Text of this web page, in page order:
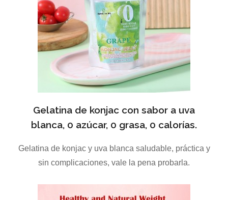
Gelatina de konjac con sabor a uva
blanca, 0 azúcar, 0 grasa, 0 calorías.
Gelatina de konjac y uva blanca saludable, práctica y
sin complicaciones, vale la pena probarla.